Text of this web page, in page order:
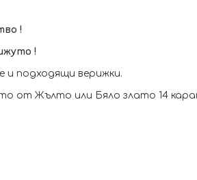
!
!
и подходящи верижки.
от Жълто или Бяло злато 14